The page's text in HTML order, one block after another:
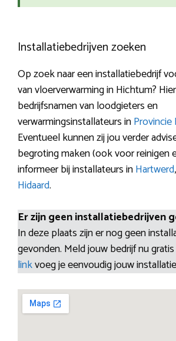
Installatiebedrijven zoeken
Op zoek naar een installatiebedrijf
van vloerverwarming in Hichtum?
bedrijfsnamen van loodgieters en
verwarmingsinstallateurs inProvincie
Eventueel kunnen zij jou verder
begroting maken (ook voor reinigen
informeer bij installateurs inHartwerd,
Hidaard.
Er zijn geen installatiebedrijven
In deze plaats zijn er nog geen
gevonden. Meld jouw bedrijf nu gratis
linkvoeg je eenvoudig jouw